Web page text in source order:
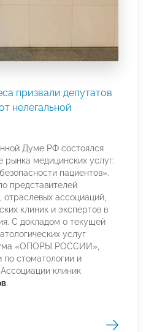
призвали депутатов
нелегальной
Думе РФ состоялся
рынка медицинских услуг:
пациентов».
представителей
отраслевых ассоциаций,
клиник и экспертов в
С докладом о текущей
услуг
«ОПОРЫ РОССИИ»,
стоматологии и
клиник
.